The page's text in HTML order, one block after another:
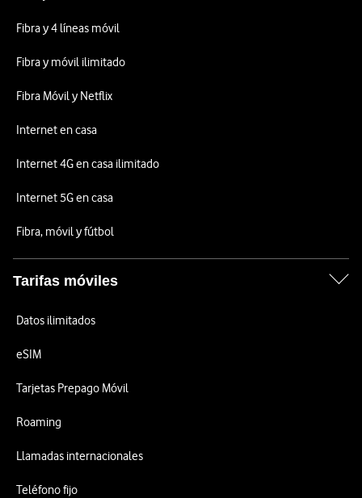
Fibra y 4 líneas móvil
Fibra y móvil ilimitado
Fibra Móvil y Netflix
Internet en casa
Internet 4G en casa ilimitado
Internet 5G en casa
Fibra, móvil y fútbol
Tarifas móviles
Datos ilimitados
eSIM
Tarjetas Prepago Móvil
Roaming
Llamadas internacionales
Teléfono fijo